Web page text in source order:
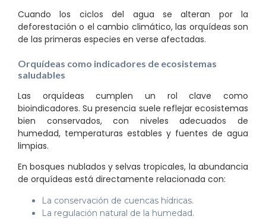
Cuando los ciclos del agua se alteran por la
deforestación o el cambio climático, las orquídeas son
de las primeras especies en verse afectadas.
Orquídeas como indicadores de ecosistemas
saludables
Las orquídeas cumplen un rol clave como
bioindicadores. Su presencia suele reflejar ecosistemas
bien conservados, con niveles adecuados de
humedad, temperaturas estables y fuentes de agua
limpias.
En bosques nublados y selvas tropicales, la abundancia
de orquídeas está directamente relacionada con:
La conservación de cuencas hídricas.
La regulación natural de la humedad.